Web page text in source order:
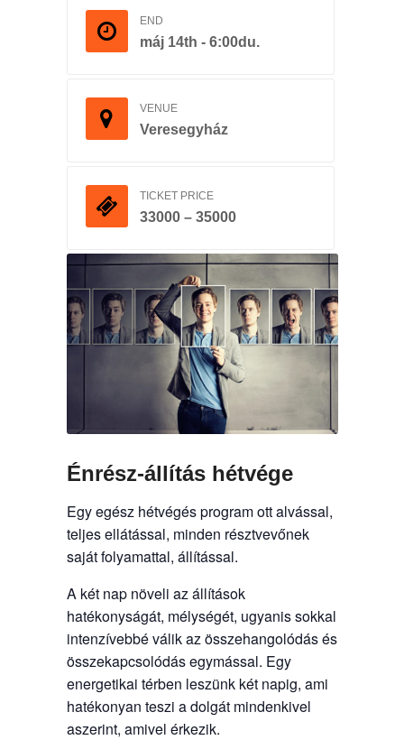
END
máj 14th - 6:00du.
VENUE
Veresegyház
TICKET PRICE
33000 – 35000
Énrész-állítás hétvége
Egy egész hétvégés program ott alvással,
teljes ellátással, minden résztvevőnek
saját folyamattal, állítással.
A két nap növeli az állítások
hatékonyságát, mélységét, ugyanis sokkal
intenzívebbé válik az összehangolódás és
összekapcsolódás egymással. Egy
energetikai térben leszünk két napig, ami
hatékonyan teszi a dolgát mindenkivel
aszerint, amivel érkezik.